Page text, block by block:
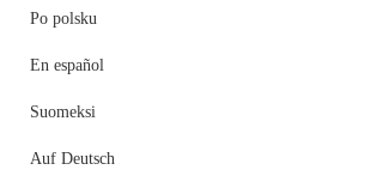
Po polsku
En español
Suomeksi
Auf Deutsch